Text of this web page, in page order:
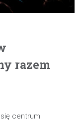
razem
centrum